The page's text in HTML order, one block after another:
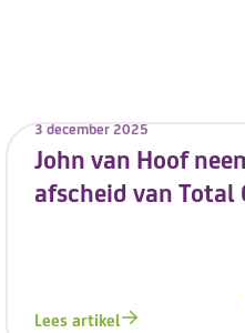
John van Hoof
afscheid van Total
3 december 2025
Lees artikel